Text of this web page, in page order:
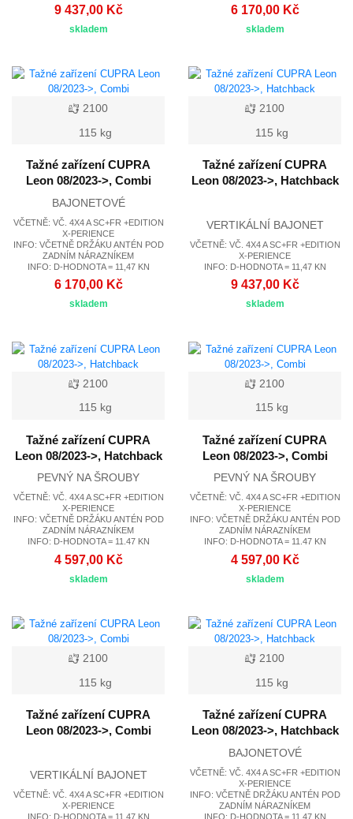
9 437,00 Kč
skladem
6 170,00 Kč
skladem
2100
115 kg
Tažné zařízení CUPRA
Leon 08/2023->, Combi
BAJONETOVÉ
VČETNĚ: VČ. 4X4 A SC+FR +EDITION
X-PERIENCE
INFO: VČETNĚ DRŽÁKU ANTÉN POD
ZADNÍM NÁRAZNÍKEM
INFO: D-HODNOTA = 11,47 KN
6 170,00 Kč
skladem
2100
115 kg
Tažné zařízení CUPRA
Leon 08/2023->, Hatchback
VERTIKÁLNÍ BAJONET
VČETNĚ: VČ. 4X4 A SC+FR +EDITION
X-PERIENCE
INFO: D-HODNOTA = 11,47 KN
9 437,00 Kč
skladem
2100
115 kg
Tažné zařízení CUPRA
Leon 08/2023->, Hatchback
PEVNÝ NA ŠROUBY
VČETNĚ: VČ. 4X4 A SC+FR +EDITION
X-PERIENCE
INFO: VČETNĚ DRŽÁKU ANTÉN POD
ZADNÍM NÁRAZNÍKEM
INFO: D-HODNOTA = 11.47 KN
4 597,00 Kč
skladem
2100
115 kg
Tažné zařízení CUPRA
Leon 08/2023->, Combi
PEVNÝ NA ŠROUBY
VČETNĚ: VČ. 4X4 A SC+FR +EDITION
X-PERIENCE
INFO: VČETNĚ DRŽÁKU ANTÉN POD
ZADNÍM NÁRAZNÍKEM
INFO: D-HODNOTA = 11.47 KN
4 597,00 Kč
skladem
2100
115 kg
Tažné zařízení CUPRA
Leon 08/2023->, Combi
VERTIKÁLNÍ BAJONET
VČETNĚ: VČ. 4X4 A SC+FR +EDITION
X-PERIENCE
INFO: D-HODNOTA = 11,47 KN
2100
115 kg
Tažné zařízení CUPRA
Leon 08/2023->, Hatchback
BAJONETOVÉ
VČETNĚ: VČ. 4X4 A SC+FR +EDITION
X-PERIENCE
INFO: VČETNĚ DRŽÁKU ANTÉN POD
ZADNÍM NÁRAZNÍKEM
INFO: D-HODNOTA = 11,47 KN